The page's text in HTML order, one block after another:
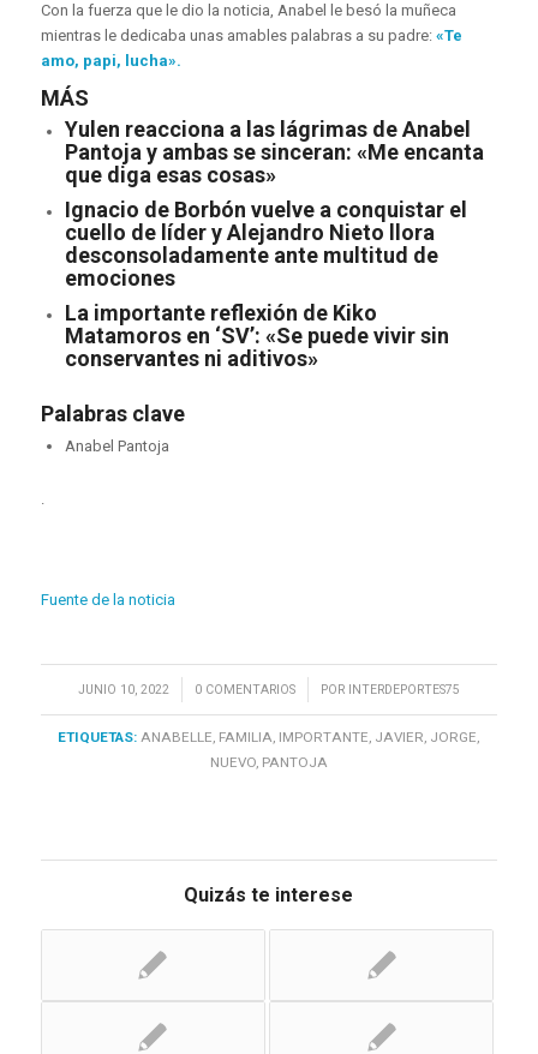
Con la fuerza que le dio la noticia, Anabel le besó la muñeca
mientras le dedicaba unas amables palabras a su padre: «Te
amo, papi, lucha».
MÁS
Yulen reacciona a las lágrimas de Anabel
Pantoja y ambas se sinceran: «Me encanta
que diga esas cosas»
Ignacio de Borbón vuelve a conquistar el
cuello de líder y Alejandro Nieto llora
desconsoladamente ante multitud de
emociones
La importante reflexión de Kiko
Matamoros en ‘SV’: «Se puede vivir sin
conservantes ni aditivos»
Palabras clave
Anabel Pantoja
.
Fuente de la noticia
JUNIO 10, 2022
/ 0 COMENTARIOS
/ POR INTERDEPORTES75
ETIQUETAS: ANABELLE, FAMILIA, IMPORTANTE, JAVIER, JORGE,
NUEVO, PANTOJA
Quizás te interese